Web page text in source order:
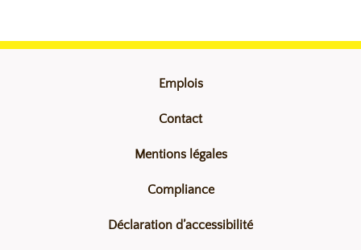
Emplois
Contact
Mentions légales
Compliance
Déclaration d’accessibilité